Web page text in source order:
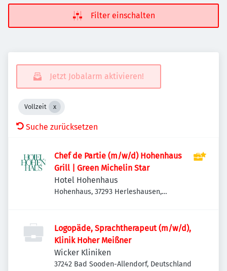
Filter einschalten
Jetzt Jobalarm aktivieren!
Vollzeit
Suche zurücksetzen
Chef de Partie (m/w/d) Hohenhaus
Grill | Green Michelin Star
Hotel Hohenhaus
Hohenhaus, 37293 Herleshausen,
Logopäde, Sprachtherapeut (m/w/d),
Klinik Hoher Meißner
Wicker Kliniken
37242 Bad Sooden-Allendorf, Deutschland